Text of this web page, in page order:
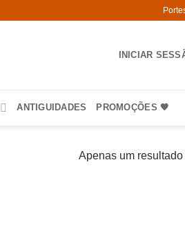
INICIAR
ANTIGUIDADES PROMOÇÕES 🧡
Apenas um resultado